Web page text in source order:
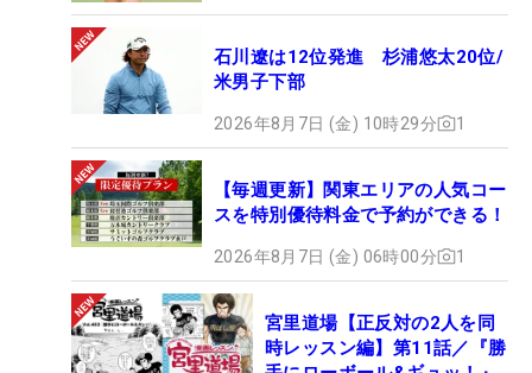
石川遼は12位発進 杉浦悠太20位/
米男子下部
2026年8月7日 (金) 10時29分 1
【毎週更新】関東エリアの人気コー
スを特別優待料金で予約ができる！
2026年8月7日 (金) 06時00分 1
宮里道場【正反対の2人を同
時レッスン編】第11話／『勝